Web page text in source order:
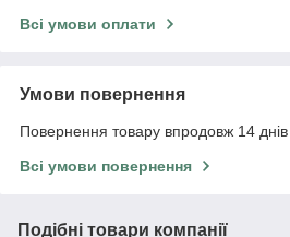
Всі умови оплати
Умови повернення
Повернення товару впродовж 14
Всі умови повернення
Подібні товари компанії